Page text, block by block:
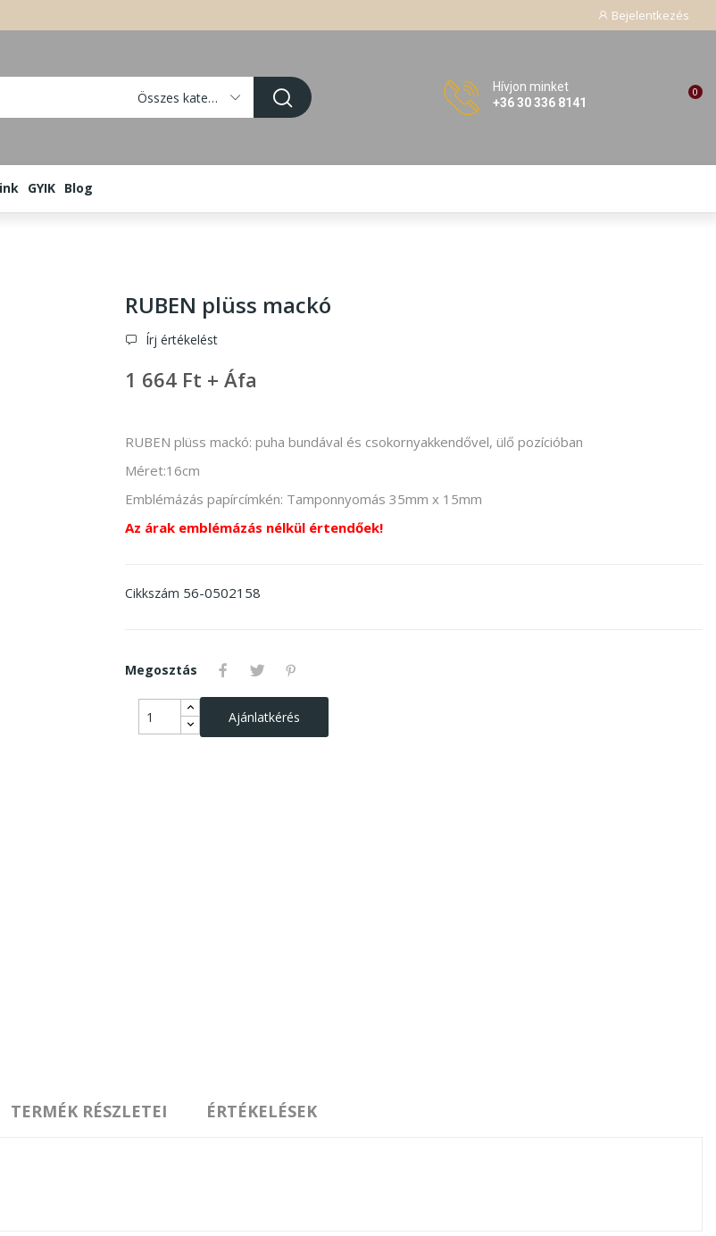
Bejelentkezés
Összes kategória
Hívjon minket
+36 30 336 8141
0
GYIK Blog
RUBEN plüss mackó
Írj értékelést
1 664 Ft + Áfa
RUBEN plüss mackó: puha bundával és csokornyakkendővel, ülő pozícióban
Méret:16cm
Emblémázás papírcímkén: Tamponnyomás 35mm x 15mm
Az árak emblémázás nélkül értendőek!
Cikkszám 56-0502158
Megosztás
Ajánlatkérés
TERMÉK RÉSZLETEI ÉRTÉKELÉSEK